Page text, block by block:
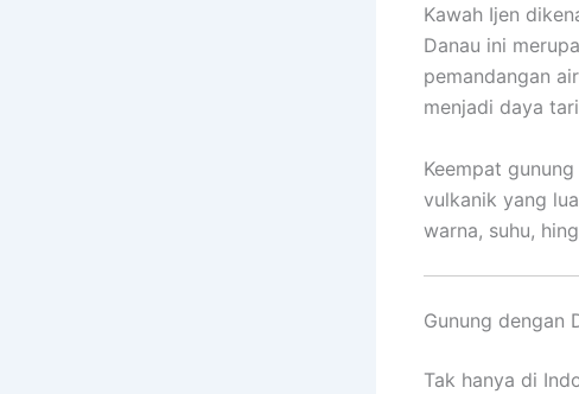
Kawah Ijen
Danau ini
pemandangan
menjadi daya
Keempat
vulkanik yang
warna, suhu,
Gunung dengan
Tak hanya di